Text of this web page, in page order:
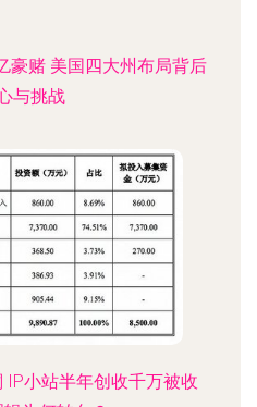
豪赌 美国四大州布局背后
与挑战
小站半年创收千万被收